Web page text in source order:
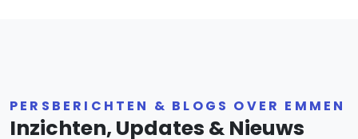
PERSBERICHTEN & BLOGS OVER EMMEN
Inzichten, Updates & Nieuws